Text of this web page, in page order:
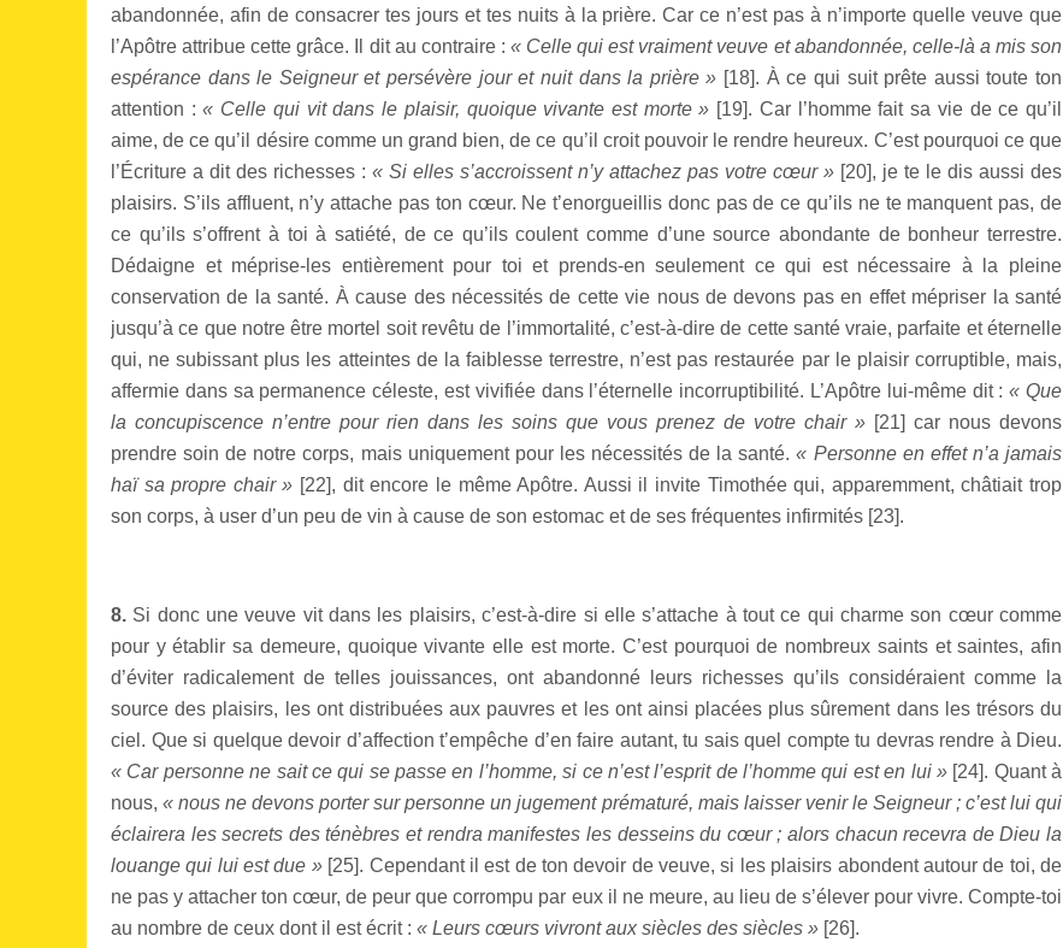
abandonnée, afin de consacrer tes jours et tes nuits à la prière. Car ce n’est pas à n’importe quelle veuve que
l’Apôtre attribue cette grâce. Il dit au contraire : « Celle qui est vraiment veuve et abandonnée, celle-là a mis son
espérance dans le Seigneur et persévère jour et nuit dans la prière » [18]. À ce qui suit prête aussi toute ton
attention :« Celle qui vit dans le plaisir, quoique vivante est morte » [19]. Car l’homme fait sa vie de ce qu’il
aime, de ce qu’il désire comme un grand bien, de ce qu’il croit pouvoir le rendre heureux. C’est pourquoi ce que
l’Écriture a dit des richesses : « Si elles s’accroissent n’y attachez pas votre cœur » [20], je te le dis aussi des
plaisirs. S’ils affluent, n’y attache pas ton cœur. Ne t’enorgueillis donc pas de ce qu’ils ne te manquent pas, de
ce qu’ils s’offrent à toi à satiété, de ce qu’ils coulent comme d’une source abondante de bonheur terrestre.
Dédaigne et méprise-les entièrement pour toi et prends-en seulement ce qui est nécessaire à la pleine
conservation de la santé. À cause des nécessités de cette vie nous de devons pas en effet mépriser la santé
jusqu’à ce que notre être mortel soit revêtu de l’immortalité, c’est-à-dire de cette santé vraie, parfaite et éternelle
qui, ne subissant plus les atteintes de la faiblesse terrestre, n’est pas restaurée par le plaisir corruptible, mais,
affermie dans sa permanence céleste, est vivifiée dans l’éternelle incorruptibilité. L’Apôtre lui-même dit :« Que
la concupiscence n’entre pour rien dans les soins que vous prenez de votre chair » [21] car nous devons
prendre soin de notre corps, mais uniquement pour les nécessités de la santé.« Personne en effet n’a jamais
haï sa propre chair » [22], dit encore le même Apôtre. Aussi il invite Timothée qui, apparemment, châtiait trop
son corps, à user d’un peu de vin à cause de son estomac et de ses fréquentes infirmités [23].
8. Si donc une veuve vit dans les plaisirs, c’est-à-dire si elle s’attache à tout ce qui charme son cœur comme
pour y établir sa demeure, quoique vivante elle est morte. C’est pourquoi de nombreux saints et saintes, afin
d’éviter radicalement de telles jouissances, ont abandonné leurs richesses qu’ils considéraient comme la
source des plaisirs, les ont distribuées aux pauvres et les ont ainsi placées plus sûrement dans les trésors du
ciel. Que si quelque devoir d’affection t’empêche d’en faire autant, tu sais quel compte tu devras rendre à Dieu.
« Car personne ne sait ce qui se passe en l’homme, si ce n’est l’esprit de l’homme qui est en lui »[24]. Quant à
nous,« nous ne devons porter sur personne un jugement prématuré, mais laisser venir le Seigneur ; c’est lui qui
éclairera les secrets des ténèbres et rendra manifestes les desseins du cœur ; alors chacun recevra de Dieu la
louange qui lui est due »[25]. Cependant il est de ton devoir de veuve, si les plaisirs abondent autour de toi, de
ne pas y attacher ton cœur, de peur que corrompu par eux il ne meure, au lieu de s’élever pour vivre. Compte-toi
au nombre de ceux dont il est écrit : « Leurs cœurs vivront aux siècles des siècles » [26].